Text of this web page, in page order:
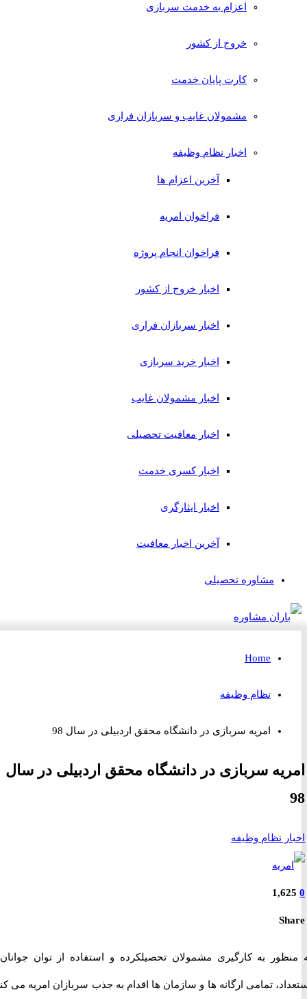
اعزام به خدمت سربازی
خروج از کشور
کارت پایان خدمت
مشمولان غایب و سربازان فراری
اخبار نظام وظیفه
آخرین اعزام ها
فراخوان امریه
فراخوان انجام پروژه
اخبار خروج از کشور
اخبار سربازان فراری
اخبار خرید سربازی
اخبار مشمولان غایب
اخبار معافیت تحصیلی
اخبار کسری خدمت
اخبار ایثارگری
آخرین اخبار معافیت
مشاوره تحصیلی
Home
نظام وظیفه
امریه سربازی در دانشگاه محقق اردبیلی در سال 98
سربازی در دانشگاه محقق اردبیلی در سال
نظام وظیفه
به کارگیری مشمولان تحصیلکرده و استفاده از توان جوانان با
تمامی ارگانه ها و سازمان ها اقدام به جذب سربازان امریه می کنند.